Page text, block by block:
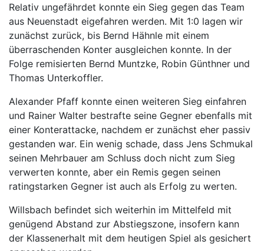
Relativ ungefährdet konnte ein Sieg gegen das Team
aus Neuenstadt eigefahren werden. Mit 1:0 lagen wir
zunächst zurück, bis Bernd Hähnle mit einem
überraschenden Konter ausgleichen konnte. In der
Folge remisierten Bernd Muntzke, Robin Günthner und
Thomas Unterkoffler.
Alexander Pfaff konnte einen weiteren Sieg einfahren
und Rainer Walter bestrafte seine Gegner ebenfalls mit
einer Konterattacke, nachdem er zunächst eher passiv
gestanden war. Ein wenig schade, dass Jens Schmukal
seinen Mehrbauer am Schluss doch nicht zum Sieg
verwerten konnte, aber ein Remis gegen seinen
ratingstarken Gegner ist auch als Erfolg zu werten.
Willsbach befindet sich weiterhin im Mittelfeld mit
genügend Abstand zur Abstiegszone, insofern kann
der Klassenerhalt mit dem heutigen Spiel als gesichert